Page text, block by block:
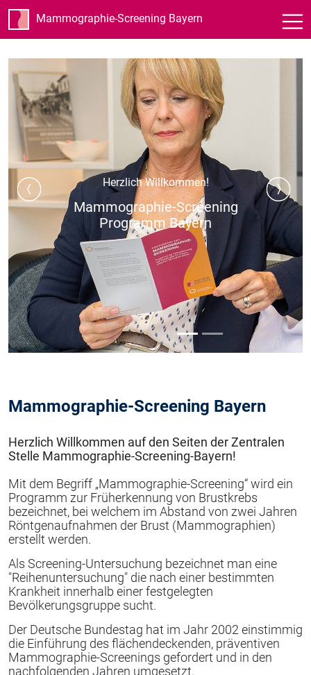
Mammographie-Screening Bayern
Herzlich Willkommen!
Mammographie-Screening
Programm Bayern
Mammographie-Screening Bayern
Herzlich Willkommen auf den Seiten der Zentralen
Stelle Mammographie-Screening-Bayern!
Mit dem Begriff „Mammographie-Screening“ wird ein
Programm zur Früherkennung von Brustkrebs
bezeichnet, bei welchem im Abstand von zwei Jahren
Röntgenaufnahmen der Brust (Mammographien)
erstellt werden.
Als Screening-Untersuchung bezeichnet man eine
"Reihenuntersuchung" die nach einer bestimmten
Krankheit innerhalb einer festgelegten
Bevölkerungsgruppe sucht.
Der Deutsche Bundestag hat im Jahr 2002 einstimmig
die Einführung des flächendeckenden, präventiven
Mammographie-Screenings gefordert und in den
nachfolgenden Jahren umgesetzt.